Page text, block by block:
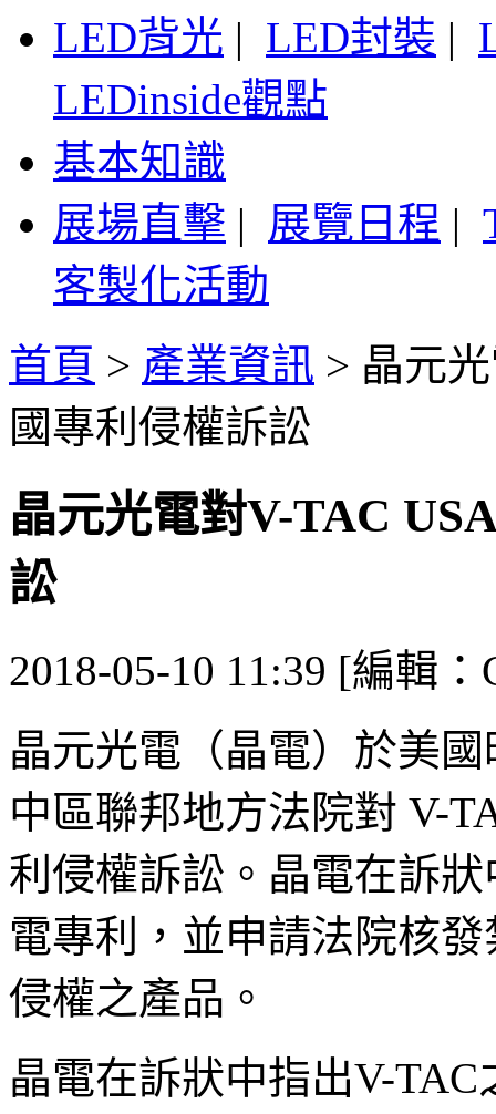
LED背光 | LED封裝 |
LEDinside觀點
基本知識
展場直擊 | 展覽日程 |
客製化活動
首頁 > 產業資訊 > 晶元
國專利侵權訴訟
晶元光電對V-TAC
訟
2018-05-10 11:39 [編輯：
晶元光電（晶電）於美
中區聯邦地方法院對 V-
利侵權訴訟。晶電在訴
電專利，並申請法院核
侵權之產品。
晶電在訴狀中指出V-